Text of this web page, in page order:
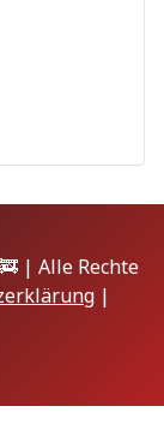
| Alle Rechte
|